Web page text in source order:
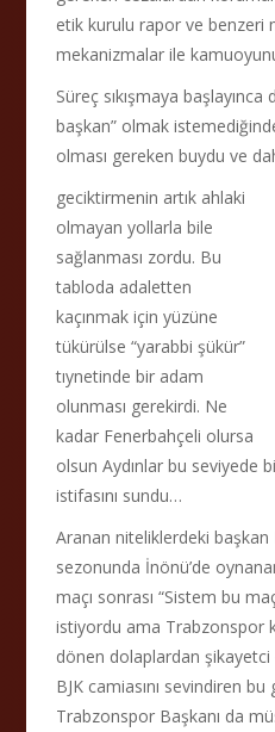
etik kurulu rapor ve benzeri
mekanizmalar ile
Süreç sıkışmaya
başkan” olmak
olması gereken buydu ve
geciktirmenin artık ahlaki
olmayan yollarla bile
sağlanması zordu. Bu
tabloda adaletten
kaçınmak için yüzüne
tükürülse “yarabbi şükür”
tıynetinde bir adam
olunması gerekirdi. Ne
kadar Fenerbahçeli olursa
olsun Aydınlar bu seviyede
istifasını sundu…
Aranan niteliklerdeki başkan
sezonunda İnönü’de
maçı sonrası “Sistem bu
istiyordu ama Trabzonspor
dönen dolaplardan
BJK camiasını sevindiren
Trabzonspor Başkanı da